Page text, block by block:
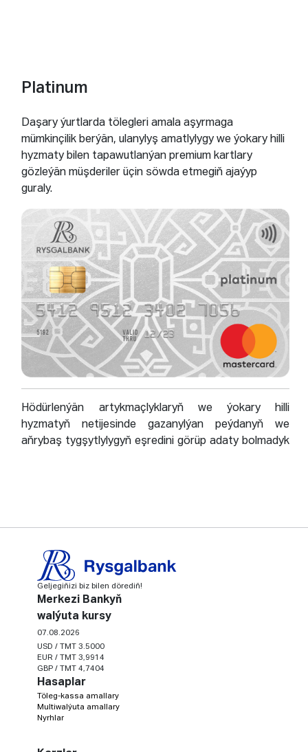
Platinum
Daşary ýurtlarda tölegleri amala aşyrmaga
mümkinçilik berýän, ulanylyş amatlylygy we ýokary hilli
hyzmaty bilen tapawutlanýan premium kartlary
gözleýän müşderiler üçin söwda etmegiň ajaýyp
guraly.
Hödürlenýän artykmaçlyklaryň we ýokary hilli
hyzmatyň netijesinde gazanylýan peýdanyň we
aňrybaş tygşytlylygyň eşredini görüp adaty bolmadyk
Geljegiňizi biz bilen dörediň!
Merkezi Bankyň
walýuta kursy
07.08.2026
USD / TMT 3.5000
EUR / TMT 3,9914
GBP / TMT 4,7404
Hasaplar
Töleg-kassa amallary
Multiwalýuta amallary
Nyrhlar